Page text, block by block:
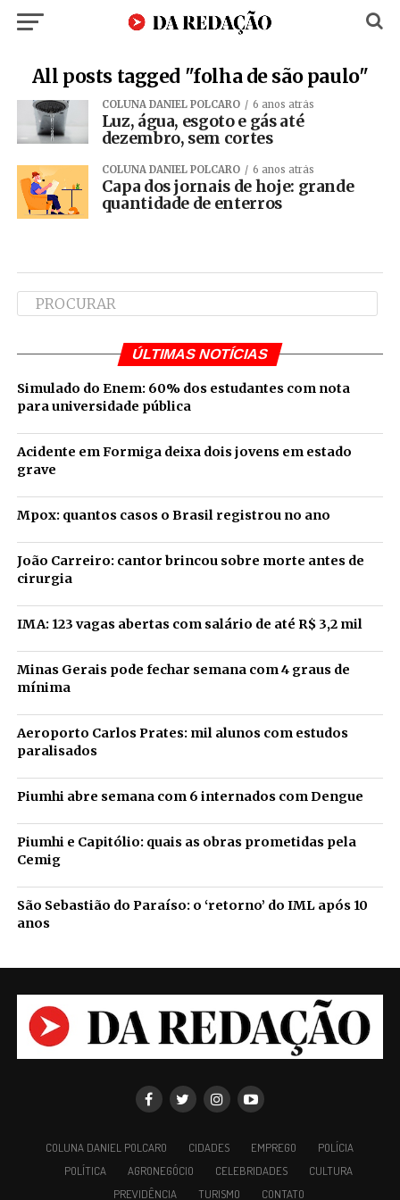
All posts tagged "folha de são paulo"
COLUNA DANIEL POLCARO 6 anos atrás
Luz, água, esgoto e gás até
dezembro, sem cortes
COLUNA DANIEL POLCARO 6 anos atrás
Capa dos jornais de hoje: grande
quantidade de enterros
ÚLTIMAS NOTÍCIAS
Simulado do Enem: 60% dos estudantes com nota
para universidade pública
Acidente em Formiga deixa dois jovens em estado
grave
Mpox: quantos casos o Brasil registrou no ano
João Carreiro: cantor brincou sobre morte antes de
cirurgia
IMA: 123 vagas abertas com salário de até R$ 3,2 mil
Minas Gerais pode fechar semana com 4 graus de
mínima
Aeroporto Carlos Prates: mil alunos com estudos
paralisados
Piumhi abre semana com 6 internados com Dengue
Piumhi e Capitólio: quais as obras prometidas pela
Cemig
São Sebastião do Paraíso: o ‘retorno’ do IML após 10
anos
COLUNA DANIEL POLCARO CIDADES EMPREGO
POLÍCIA
POLÍTICA
AGRONEGÓCIO CELEBRIDADES
CULTURA
PREVIDÊNCIA
TURISMO CONTATO